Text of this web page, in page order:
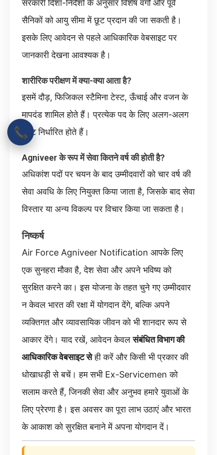
सरकारी दिशा-निर्देशों के अनुसार विशेष वर्गों और पूर्व
सैनिकों को आयु सीमा में छूट प्रदान की जा सकती है।
इसके लिए आवेदन से पहले आधिकारिक वेबसाइट पर
जानकारी देखना आवश्यक है।
शारीरिक परीक्षण में क्या-क्या आता है?
इसमें दौड़, फिजिकल स्टैमिना टेस्ट, ऊँचाई और वजन के
मापदंड शामिल होते हैं। प्रत्येक पद के लिए अलग-अलग
टेस्ट निर्धारित होते हैं।
Agniveer के रूप में सेवा कितने वर्ष की होती है?
अधिकांश पदों पर चयन के बाद उम्मीदवारों को चार वर्ष की
सेवा अवधि के लिए नियुक्त किया जाता है, जिसके बाद सेवा
विस्तार या अन्य विकल्प पर विचार किया जा सकता है।
निष्कर्ष
Air Force Agniveer Notification आपके लिए
एक सुनहरा मौका है, देश सेवा और अपने भविष्य को
सुरक्षित करने का। इस योजना के तहत चुने गए उम्मीदवार
न केवल भारत की रक्षा में योगदान देंगे, बल्कि अपने
व्यक्तिगत और व्यावसायिक जीवन को भी शानदार रूप से
आकार देंगे। याद रखें, आवेदन केवलसंबंधित विभाग की
आधिकारिक वेबसाइट सेही करें और किसी भी प्रकार की
धोखाधड़ी से बचें। हम सभी Ex-Servicemen को
सलाम करते हैं, जिनकी सेवा और अनुभव हमारे युवाओं के
लिए प्रेरणा है। इस अवसर का पूरा लाभ उठाएं और भारत
के आकाश को सुरक्षित बनाने में अपना योगदान दें।
📞